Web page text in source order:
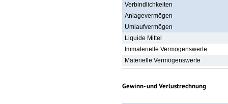
Verbindlichkeiten
Anlagevermögen
Umlaufvermögen
Liquide Mittel
Immaterielle Vermögenswerte
Materielle Vermögenswerte
Gewinn- und Verlustrechnung